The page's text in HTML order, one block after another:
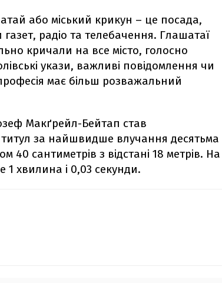
або міський крикун – це посада,
радіо та телебачення. Глашатаї
кричали на все місто, голосно
укази, важливі повідомлення чи
професія має більш розважальний
Макґрейл-Бейтап став
за найшвидше влучання десятьма
40 сантиметрів з відстані 18 метрів. На
хвилина і 0,03 секунди.